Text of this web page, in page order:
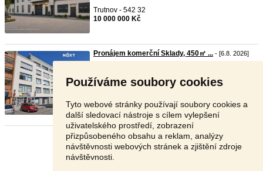
Používáme soubory cookies
Tyto webové stránky používají soubory cookies a
další sledovací nástroje s cílem vylepšení
uživatelského prostředí, zobrazení
přizpůsobeného obsahu a reklam, analýzy
návštěvnosti webových stránek a zjištění zdroje
návštěvnosti.
Trutnov - 542 32
10 000 000 Kč
Pronájem komerční Sklady, 450㎡ ... - [6.8. 2026]
Dohodou
Stránka: 1 2 3 Další